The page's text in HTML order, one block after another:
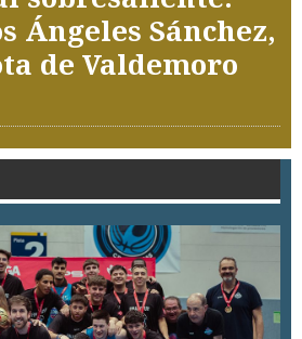
Ángeles Sánchez,
de Valdemoro